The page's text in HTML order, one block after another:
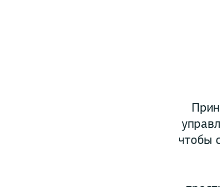
чтобы